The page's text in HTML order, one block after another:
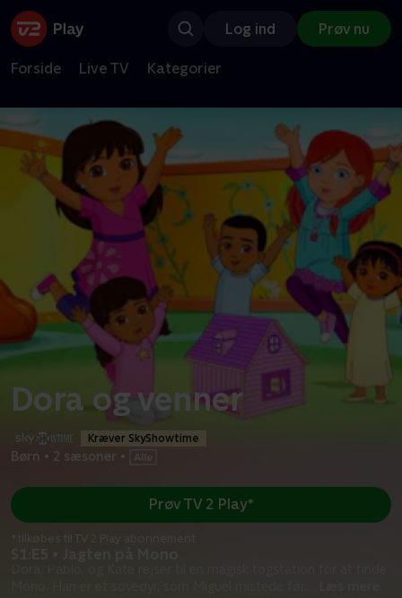
Log ind Prøv nu
Forside Live TV Kategorier
Dora og venner
Kræver SkyShowtime
Børn • 2 sæsoner •
S1:E5 • Jagten på Mono
Prøv TV 2 Play*
*tilkøbes til TV 2 Play abonnement